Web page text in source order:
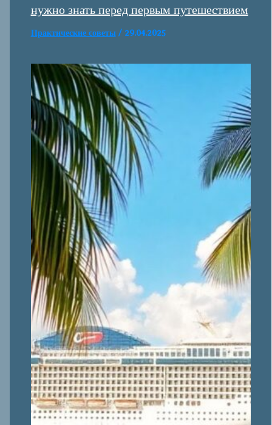
нужно знать перед первым путешествием
Практические советы/ 29.04.2025